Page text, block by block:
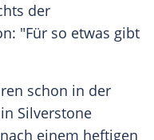
der
"Für so etwas gibt
schon in der
Silverstone
einem heftigen